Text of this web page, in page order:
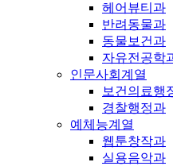
헤어뷰티과
반려동물과
동물보건과
자유전공학
인문사회계열
보건의료행
경찰행정과
예체능계열
웹툰창작과
실용음악과